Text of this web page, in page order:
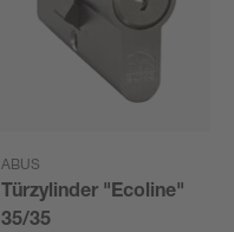
ABUS
Türzylinder "Ecoline"
35/35